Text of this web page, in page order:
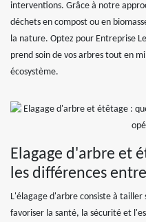
interventions. Grâce à notre
déchets en compost ou en
la nature. Optez pour Entreprise
prend soin de vos arbres tout en
écosystème.
Elagage d'arbre et
les différences
L'élagage d'arbre consiste à
favoriser la santé, la sécurité et